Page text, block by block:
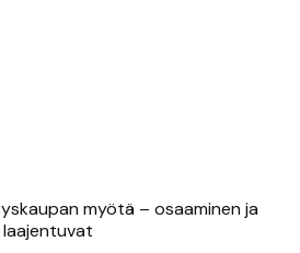
myötä – osaaminen ja